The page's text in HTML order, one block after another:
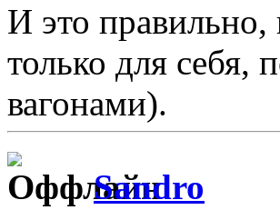
И это правильно,
только для себя,
вагонами).
Sandro